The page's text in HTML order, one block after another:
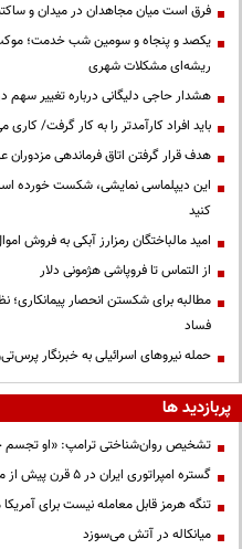
فرق است میان مجاهدان در میدان و
یکصد و پنجاه و سومین شب خدمت؛
ریشه‌ای مشکلات شهری
هشدار حاجی دلیگانی درباره تغییر سهم
باید افراد کارآمدتر را به کار گرفت/
هدف قرار گرفتن اتاق‌ فرماندهی مزدوران
این دیپلماسی نمایشی، شکست خورده
کنید
امید مالباختگان رمزارز آبکی به فروش
از التماس تا فروپاشی هژمونی دلار
مطالبه برای شکستن انحصار پیمانکاری؛
فساد
حمله نیروهای اسرائیلی به خبرنگار
پربازدید ها
تشخیص روان‌شناختی ترامپ: «او
گستره امپراتوری ایران در ۵ قرن پیش از میلاد؛ تصویری از ایران ۲۵ قرن پیش
تنگه هرمز قابل معامله نیست برای آمریکا
میانکاله در آتش می‌سوزد